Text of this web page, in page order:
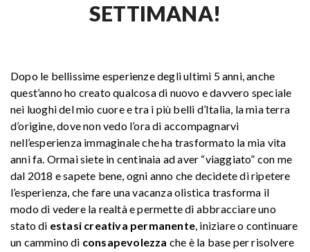
SETTIMANA!
Dopo le bellissime esperienze degli ultimi 5 anni, anche
quest’anno ho creato qualcosa di nuovo e davvero speciale
nei luoghi del mio cuore e tra i più belli d’Italia, la mia terra
d’origine, dove non vedo l’ora di accompagnarvi
nell’esperienza immaginale che ha trasformato la mia vita
anni fa. Ormai siete in centinaia ad aver “viaggiato” con me
dal 2018 e sapete bene, ogni anno che decidete di ripetere
l’esperienza, che fare una vacanza olistica trasforma il
modo di vedere la realtà e permette di abbracciare uno
stato di estasi creativa permanente, iniziare o continuare
un cammino di consapevolezza che è la base per risolvere